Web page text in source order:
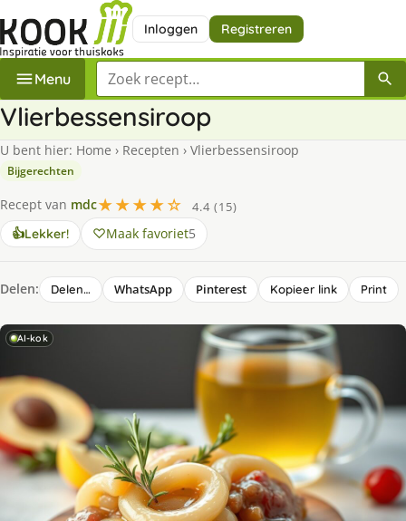
Inloggen Registreren
Menu Zoek een recept
Vlierbessensiroop
U bent hier: Home › Recepten › Vlierbessensiroop
Bijgerechten
Recept van mdc★★★★☆
4.4 (15)
👍Lekker! Maak favoriet5
Delen: Delen… WhatsApp Pinterest Kopieer link Print
AI-kok